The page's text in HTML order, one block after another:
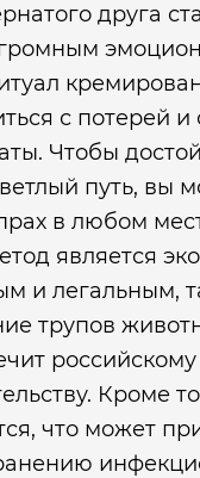
друга
с потерей и
Чтобы
путь, вы
в любом
является
и легальным,
трупов
российскому
Кроме
что может